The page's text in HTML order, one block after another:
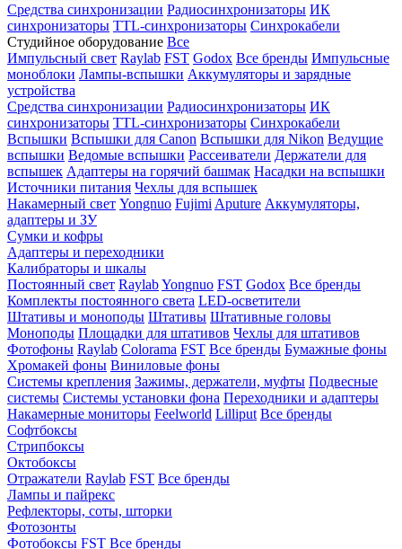
Средства синхронизации Радиосинхронизаторы ИК
синхронизаторы TTL-синхронизаторы Синхрокабели
Студийное оборудование Все
Импульсный свет Raylab FST Godox Все бренды Импульсные
моноблоки Лампы-вспышки Аккумуляторы и зарядные
устройства
Средства синхронизации Радиосинхронизаторы ИК
синхронизаторы TTL-синхронизаторы Синхрокабели
Вспышки Вспышки для Canon Вспышки для Nikon Ведущие
вспышки Ведомые вспышки Рассеиватели Держатели для
вспышек Адаптеры на горячий башмак Насадки на вспышки
Источники питания Чехлы для вспышек
Накамерный свет Yongnuo Fujimi Aputure Аккумуляторы,
адаптеры и ЗУ
Сумки и кофры
Адаптеры и переходники
Калибраторы и шкалы
Постоянный свет RaylabYongnuo FST Godox Все бренды
Комплекты постоянного света LED-осветители
Штативы и моноподы Штативы Штативные головы
Моноподы Площадки для штативов Чехлы для штативов
Фотофоны Raylab Colorama FST Все бренды Бумажные фоны
Хромакей фоны Виниловые фоны
Системы крепления Зажимы, держатели, муфты Подвесные
системы Системы установки фона Переходники и адаптеры
Накамерные мониторы Feelworld Lilliput Все бренды
Софтбоксы
Стрипбоксы
Октобоксы
Отражатели Raylab FST Все бренды
Лампы и пайрекс
Рефлекторы, соты, шторки
Фотозонты
Фотобоксы FST Все бренды